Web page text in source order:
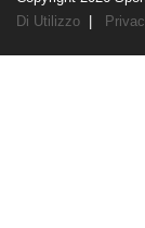
Di Utilizzo